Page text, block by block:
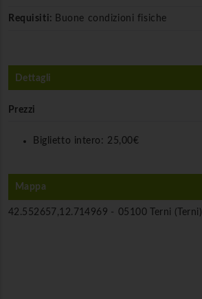
Requisiti: Buone condizioni fisiche
Dettagli
Prezzi
Biglietto intero: 25,00€
Mappa
42.552657,12.714969 - 05100 Terni (Terni)